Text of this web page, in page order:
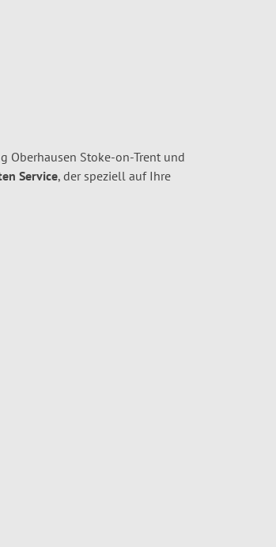
Oberhausen Stoke-on-Trent und
Service, der speziell auf Ihre